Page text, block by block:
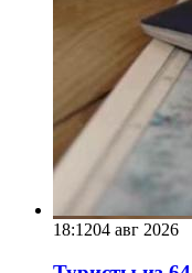
18:1204 авг 2026